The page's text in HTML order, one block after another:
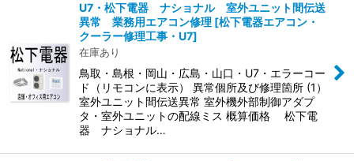
U7・松下電器 ナショナル 室外ユニット間伝送
異常 業務用エアコン修理 [松下電器エアコン・
クーラー修理工事・U7]
在庫あり
鳥取・島根・岡山・広島・山口・U7・エラーコー
ド（リモコンに表示） 異常個所及び修理箇所 (1）
室外ユニット間伝送異常 室外機外部制御アダプ
タ・室外ユニットの配線ミス 概算価格 松下電
器 ナショナル…